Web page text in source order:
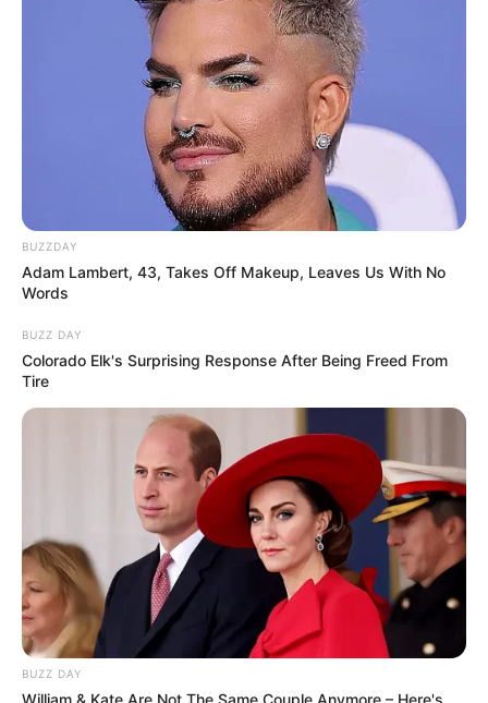
BUZZDAY
Adam Lambert, 43, Takes Off Makeup, Leaves Us With No
Words
BUZZ DAY
Colorado Elk's Surprising Response After Being Freed From
Tire
BUZZ DAY
William & Kate Are Not The Same Couple Anymore – Here's